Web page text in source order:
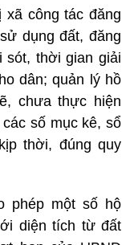
xã công tác đăng
dụng đất, đăng
sót, thời gian giải
dân; quản lý hồ
chưa thực hiện
số mục kê, sổ
thời, đúng quy
phép một số hộ
diện tích từ đất